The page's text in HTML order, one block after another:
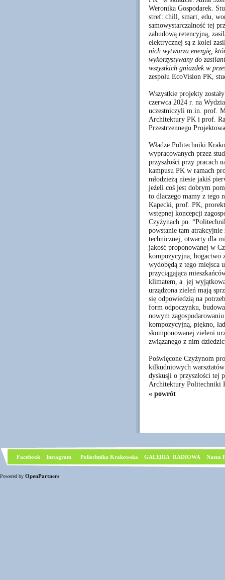
Weronika Gospodarek.
stref: chill, smart, edu,
samowystarczalność tej
zabudową retencyjną,
elektrycznej są z kolei
nich wytwarza energię,
wykorzystywany do
wszystkich gniazdek w
zespołu EcoVision PK,
Wszystkie projekty
czerwca 2024 r. na
uczestniczyli m.in. prof.
Architektury PK i prof.
Przestrzennego
Władze Politechniki
wypracowanych przez
przyszłości przy pracach
kampusu PK w ramach
młodzieżą niesie jakiś
jeżeli coś jest dobrym
to dlaczego mamy z tego
Kapecki, prof. PK,
wstępnej koncepcji
Czyżynach pn.
powstanie tam atrakcyjnie
technicznej, otwarty dla
jakość proponowanej w
kompozycyjna, bogactwo
wydobędą z tego miejsca
przyciągająca
klimatem, a jej
urządzona zieleń mają
się odpowiedzią na
form odpoczynku,
nowym
kompozycyjną, piękno,
skomponowanej zieleni
związanego z nim
Poświęcone Czyżynom
kilkudniowych
dyskusji o przyszłości tej
Architektury Politechniki
« powrót
Facebook Instagram Poliechnika Krakowska GALERIA RADIOWA Nasza
Powered by OpenPartners